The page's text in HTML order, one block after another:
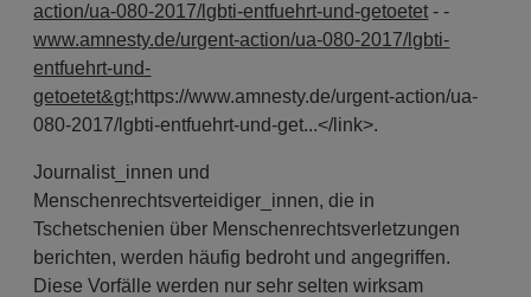
action/ua-080-2017/lgbti-entfuehrt-und-getoetet - -
www.amnesty.de/urgent-action/ua-080-2017/lgbti-
entfuehrt-und-
getoetet&gt;https://www.amnesty.de/urgent-action/ua-
080-2017/lgbti-entfuehrt-und-get...</link>.
Journalist_innen und
Menschenrechtsverteidiger_innen, die in
Tschetschenien über Menschenrechtsverletzungen
berichten, werden häufig bedroht und angegriffen.
Diese Vorfälle werden nur sehr selten wirksam